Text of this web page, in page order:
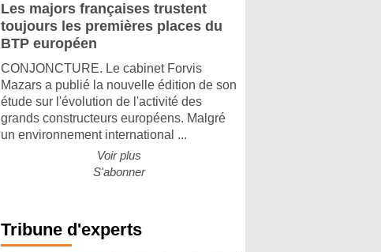
Les majors françaises trustent
toujours les premières places du
BTP européen
CONJONCTURE. Le cabinet Forvis
Mazars a publié la nouvelle édition de son
étude sur l'évolution de l'activité des
grands constructeurs européens. Malgré
un environnement international ...
Voir plus
S'abonner
Tribune d'experts